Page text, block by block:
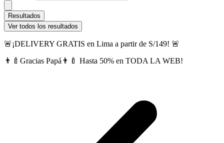
Resultados
Ver todos los resultados
🚨¡DELIVERY GRATIS en Lima a partir de S/149! 🚨
👨‍🍼Gracias Papá👨‍🍼 Hasta 50% en TODA LA WEB!